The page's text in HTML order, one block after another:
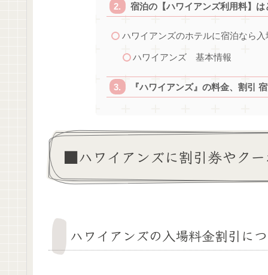
宿泊の【ハワイアンズ利用料】は
ハワイアンズのホテルに宿泊なら
ハワイアンズ 基本情報
『ハワイアンズ』の料金、割引
■ハワイアンズに割引券やク
ハワイアンズの入場料金割引に